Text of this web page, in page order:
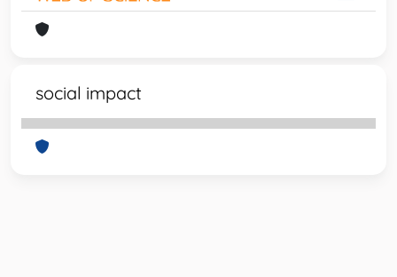
social impact